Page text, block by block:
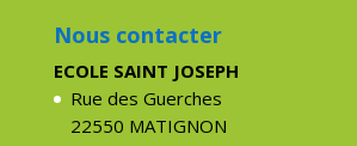
Nous contacter
ECOLE SAINT JOSEPH
Rue des Guerches
22550 MATIGNON